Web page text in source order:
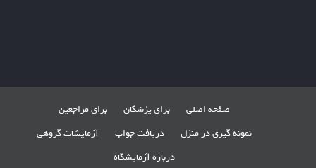
صفحه اصلی برای پزشکان
برای مراجعین
نمونه گیری در منزل
دریافت جواب
آزمایشات گروهی
درباره آزمایشگاه